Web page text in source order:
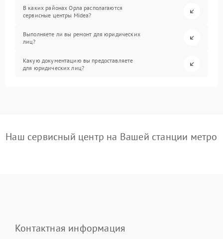
В каких районах Орла располагаются
сервисные центры Midea?
Выполняете ли вы ремонт для юридических
лиц?
Какую документацию вы предоставляете
для юридических лиц?
Наш сервисный центр на Вашей станции метро
Контактная информация